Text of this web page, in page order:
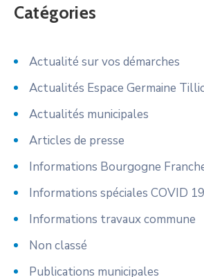
Catégories
Actualité sur vos démarches
Actualités Espace Germaine
Actualités municipales
Articles de presse
Informations Bourgogne
Informations spéciales COVID 19
Informations travaux commune
Non classé
Publications municipales